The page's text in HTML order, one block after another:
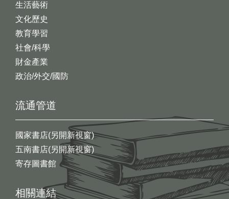
生活藝術
文化歷史
教育學習
社會/科學
財金產業
政治/外交/國防
流通管道
國家書店(另開新視窗)
五南書店(另開新視窗)
寄存圖書館
相關連結